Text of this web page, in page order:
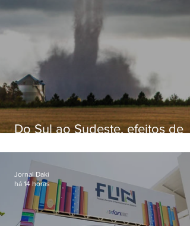
Do Sul ao Sudeste, efeitos de
apreensão na população
Jornal Daki
há 14 horas